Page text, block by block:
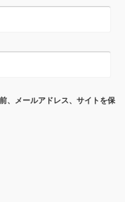
、メールアドレス、サイトを保